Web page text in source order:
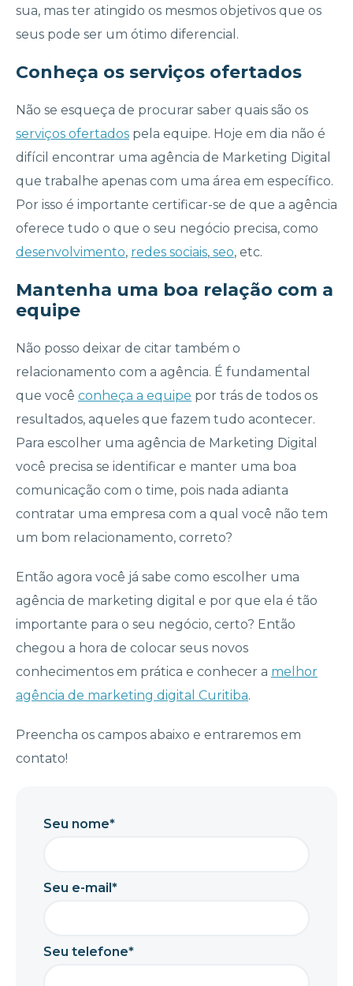
sua, mas ter atingido os mesmos objetivos que os
seus pode ser um ótimo diferencial.
Conheça os serviços ofertados
Não se esqueça de procurar saber quais são os
serviços ofertados pela equipe. Hoje em dia não é
difícil encontrar uma agência de Marketing Digital
que trabalhe apenas com uma área em específico.
Por isso é importante certificar-se de que a agência
oferece tudo o que o seu negócio precisa, como
desenvolvimento, redes sociais, seo, etc.
Mantenha uma boa relação com a
equipe
Não posso deixar de citar também o
relacionamento com a agência. É fundamental
que você conheça a equipe por trás de todos os
resultados, aqueles que fazem tudo acontecer.
Para escolher uma agência de Marketing Digital
você precisa se identificar e manter uma boa
comunicação com o time, pois nada adianta
contratar uma empresa com a qual você não tem
um bom relacionamento, correto?
Então agora você já sabe como escolher uma
agência de marketing digital e por que ela é tão
importante para o seu negócio, certo? Então
chegou a hora de colocar seus novos
conhecimentos em prática e conhecer a melhor
agência de marketing digital Curitiba.
Preencha os campos abaixo e entraremos em
contato!
Seu nome*
Seu e-mail*
Seu telefone*